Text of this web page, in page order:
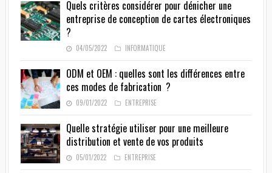
Quels critères considérer pour dénicher une
entreprise de conception de cartes électroniques
?
04/05/2022 INFORMATIQUE
ODM et OEM : quelles sont les différences entre
ces modes de fabrication ?
09/01/2022 ENTREPRISE
Quelle stratégie utiliser pour une meilleure
distribution et vente de vos produits
05/01/2022 ENTREPRISE